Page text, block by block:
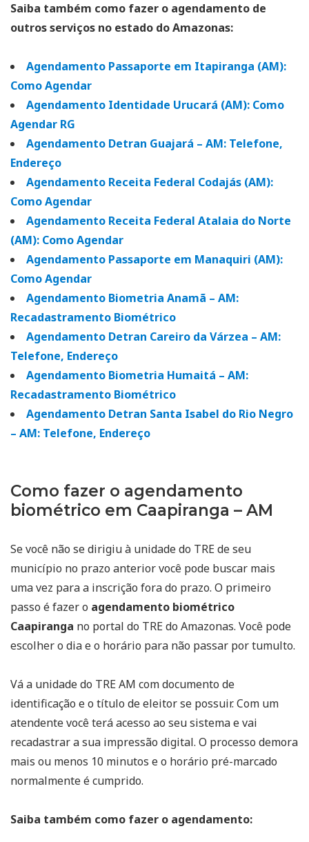
Saiba também como fazer o agendamento de
outros serviços no estado do Amazonas:
Agendamento Passaporte em Itapiranga (AM):
Como Agendar
Agendamento Identidade Urucará (AM): Como
Agendar RG
Agendamento Detran Guajará – AM: Telefone,
Endereço
Agendamento Receita Federal Codajás (AM):
Como Agendar
Agendamento Receita Federal Atalaia do Norte
(AM): Como Agendar
Agendamento Passaporte em Manaquiri (AM):
Como Agendar
Agendamento Biometria Anamã – AM:
Recadastramento Biométrico
Agendamento Detran Careiro da Várzea – AM:
Telefone, Endereço
Agendamento Biometria Humaitá – AM:
Recadastramento Biométrico
Agendamento Detran Santa Isabel do Rio Negro
– AM: Telefone, Endereço
Como fazer o agendamento
biométrico em Caapiranga – AM
Se você não se dirigiu à unidade do TRE de seu
município no prazo anterior você pode buscar mais
uma vez para a inscrição fora do prazo. O primeiro
passo é fazer o agendamento biométrico
Caapiranga no portal do TRE do Amazonas. Você pode
escolher o dia e o horário para não passar por tumulto.
Vá a unidade do TRE AM com documento de
identificação e o título de eleitor se possuir. Com um
atendente você terá acesso ao seu sistema e vai
recadastrar a sua impressão digital. O processo demora
mais ou menos 10 minutos e o horário pré-marcado
normalmente é cumprido.
Saiba também como fazer o agendamento: